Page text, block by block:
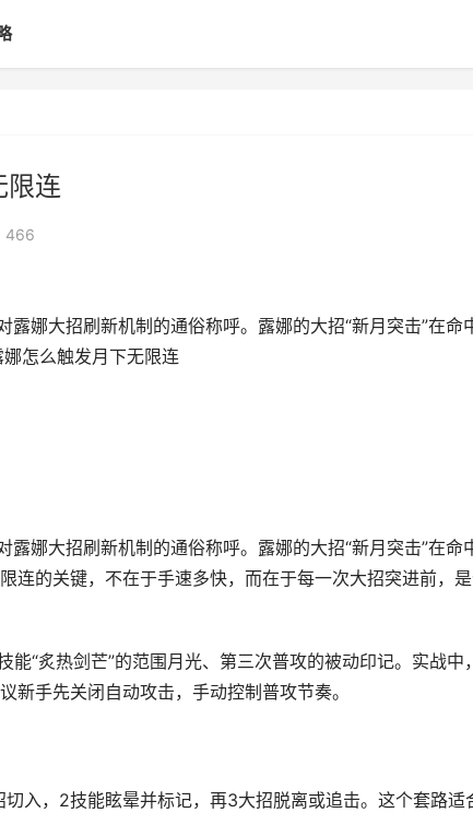
限连
466
露娜大招刷新机制的通俗称呼。露娜的大招“新月突击”在命
怎么触发月下无限连
露娜大招刷新机制的通俗称呼。露娜的大招“新月突击”在命
连的关键，不在于手速多快，而在于每一次大招突进前，
能“炙热剑芒”的范围月光、第三次普攻的被动印记。实战中
新手先关闭自动攻击，手动控制普攻节奏。
入，2技能眩晕并标记，再3大招脱离或追击。这个套路适